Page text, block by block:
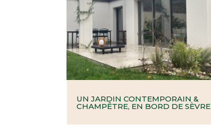
UN JARDIN CONTEMPORAIN &
CHAMPÊTRE, EN BORD DE SÈVRE